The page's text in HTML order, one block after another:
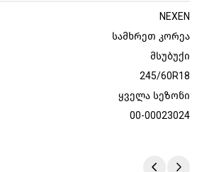
NEXEN
სამხრეთ კორეა
მსუბუქი
245/60R18
ყველა სეზონი
00-00023024